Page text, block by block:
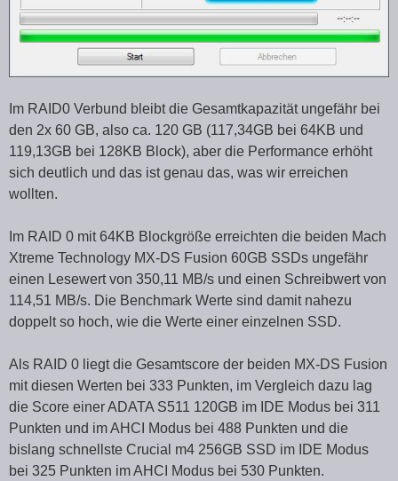
Im RAID0 Verbund bleibt die Gesamtkapazität ungefähr bei
den 2x 60 GB, also ca. 120 GB (117,34GB bei 64KB und
119,13GB bei 128KB Block), aber die Performance erhöht
sich deutlich und das ist genau das, was wir erreichen
wollten.
Im RAID 0 mit 64KB Blockgröße erreichten die beiden Mach
Xtreme Technology MX-DS Fusion 60GB SSDs ungefähr
einen Lesewert von 350,11 MB/s und einen Schreibwert von
114,51 MB/s. Die Benchmark Werte sind damit nahezu
doppelt so hoch, wie die Werte einer einzelnen SSD.
Als RAID 0 liegt die Gesamtscore der beiden MX-DS Fusion
mit diesen Werten bei 333 Punkten, im Vergleich dazu lag
die Score einer ADATA S511 120GB im IDE Modus bei 311
Punkten und im AHCI Modus bei 488 Punkten und die
bislang schnellste Crucial m4 256GB SSD im IDE Modus
bei 325 Punkten im AHCI Modus bei 530 Punkten.